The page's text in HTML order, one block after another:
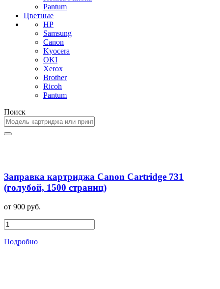
Pantum
Цветные
HP
Samsung
Canon
Kyocera
OKI
Xerox
Brother
Ricoh
Pantum
Поиск
Заправка картриджа Canon Cartridge 731
(голубой, 1500 страниц)
от 900 руб.
Подробно